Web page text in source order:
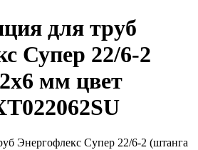
для труб
Супер 22/6-2
мм цвет